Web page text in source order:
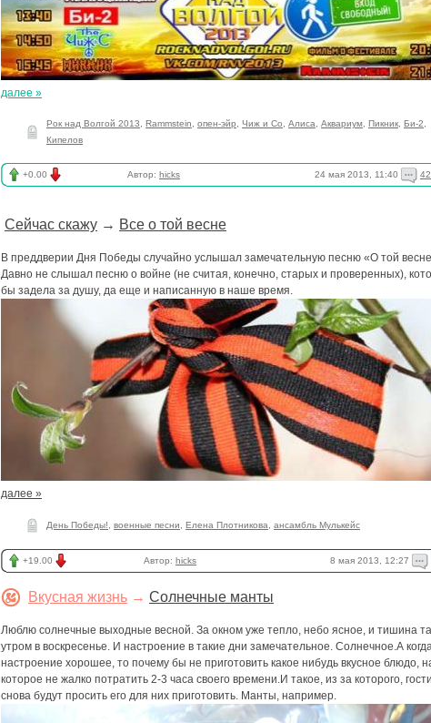
далее »
Рок над Волгой 2013 Rammstein опен-эйр Чиж и Со Алиса Аквариум Пикник Би-2
Кипелов
+0.00 Автор: hicks 24 мая 2013, 11:40 42
Сейчас скажу → Все о той весне
В преддверии Дня Победы случайно услышал замечательную песню «О той
Давно не слышал песню о войне (не считая, конечно, старых и проверенных),
бы задела за душу, да еще и написанную в наше время.
далее »
День Победы! военные песни Елена Плотникова ансамбль Мулькейс
+19.00 Автор: hicks 8 мая 2013, 12:27
Вкусная жизнь → Солнечные манты
Люблю солнечные выходные весной. За окном уже тепло, небо ясное, и тишина
утром в воскресенье. И настроение в такие дни замечательное. Солнечное.А
настроение хорошее, то почему бы не приготовить какое нибудь вкусное блюдо,
которое не жалко потратить 2-3 часа своего времени.И такое, из за которого,
снова будут просить его для них приготовить. Манты, например.